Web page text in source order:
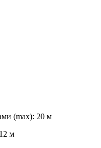
(max): 20 м
12 м